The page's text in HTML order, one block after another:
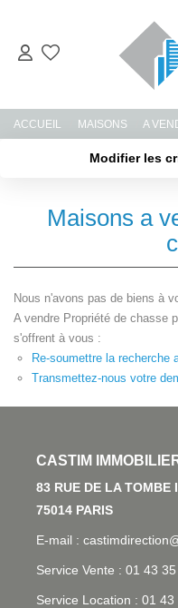
ACCUEIL MAISONS A
Modifier les
Type de bien
Créer une alerte
Maisons a
Nous n'avons pas de biens à
A vendre Propriété de chasse
s'offrent à vous :
Re-soumettre la recherche
Transmettez-nous votre
L'AGENCE
83 RUE DE LA TOMBE
E-mail :
Service Vente : 01 43
Service Location : 01 43